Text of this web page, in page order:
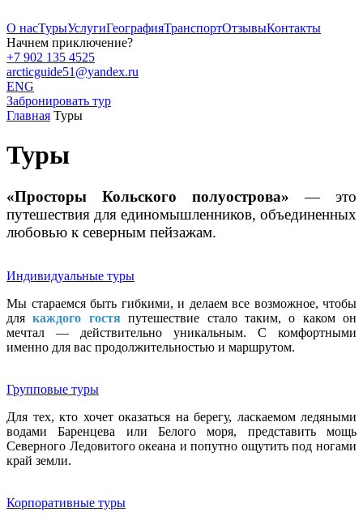
О насТурыУслугиГеографияТранспортОтзывыКонтакты
Начнем приключение?
+7 902 135 4525
arcticguide51@yandex.ru
ENG
Забронировать тур
Главная Туры
Туры
«Просторы Кольского полуострова» — это
путешествия для единомышленников, объединенных
любовью к северным пейзажам.
Индивидуальные туры
Мы стараемся быть гибкими, и делаем все возможное, чтобы
длякаждого гостяпутешествие стало таким, о каком он
мечтал — действительно уникальным. С комфортными
именно для вас продолжительностью и маршрутом.
Групповые туры
Для тех, кто хочет оказаться на берегу, ласкаемом ледяными
водами Баренцева или Белого моря, представить мощь
Северного Ледовитого океана и попутно ощутить под ногами
край земли.
Корпоративные туры